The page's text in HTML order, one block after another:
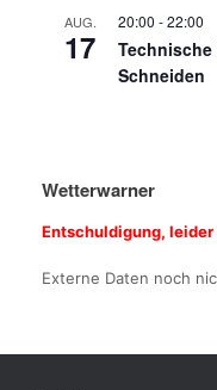
AUG.
17
20:00 -22:00
Schneiden
Wetterwarner
Entschuldigung,
Externe Daten noch